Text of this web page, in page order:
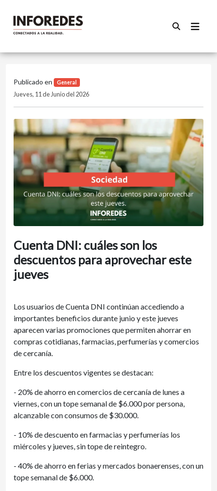
Publicado en General
Jueves, 11 de Junio del 2026
Cuenta DNI: cuáles son los
descuentos para aprovechar este
jueves
Los usuarios de Cuenta DNI continúan accediendo a
importantes beneficios durante junio y este jueves
aparecen varias promociones que permiten ahorrar en
compras cotidianas, farmacias, perfumerías y comercios
de cercanía.
Entre los descuentos vigentes se destacan:
- 20% de ahorro en comercios de cercanía de lunes a
viernes, con un tope semanal de $6.000 por persona,
alcanzable con consumos de $30.000.
- 10% de descuento en farmacias y perfumerías los
miércoles y jueves, sin tope de reintegro.
- 40% de ahorro en ferias y mercados bonaerenses, con un
tope semanal de $6.000.